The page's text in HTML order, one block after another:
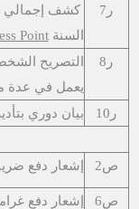
ر7
كشف إجمالي
السنة Point
ر8
التصريح
يعمل في عدة
ر10
بيان دوري
ص2
إشعار دفع
ص6 إشعار دفع